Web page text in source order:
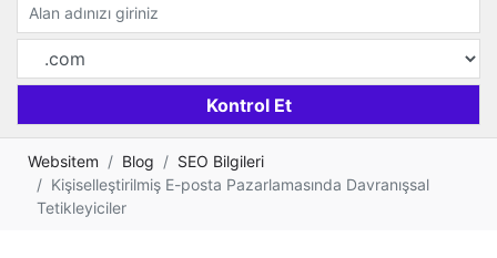
Websitem Blog
SEO Bilgileri
Kişiselleştirilmiş E-posta Pazarlamasında Davranışsal
Tetikleyiciler